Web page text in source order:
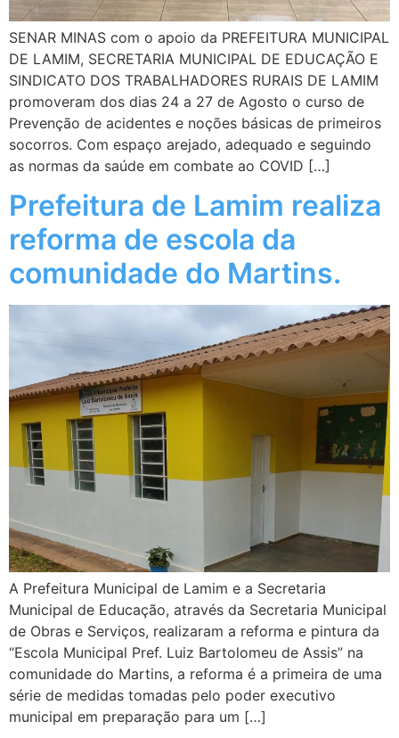
SENAR MINAS com o apoio da PREFEITURA MUNICIPAL
DE LAMIM, SECRETARIA MUNICIPAL DE EDUCAÇÃO E
SINDICATO DOS TRABALHADORES RURAIS DE LAMIM
promoveram dos dias 24 a 27 de Agosto o curso de
Prevenção de acidentes e noções básicas de primeiros
socorros. Com espaço arejado, adequado e seguindo
as normas da saúde em combate ao COVID […]
Prefeitura de Lamim realiza
reforma de escola da
comunidade do Martins.
A Prefeitura Municipal de Lamim e a Secretaria
Municipal de Educação, através da Secretaria Municipal
de Obras e Serviços, realizaram a reforma e pintura da
“Escola Municipal Pref. Luiz Bartolomeu de Assis” na
comunidade do Martins, a reforma é a primeira de uma
série de medidas tomadas pelo poder executivo
municipal em preparação para um […]